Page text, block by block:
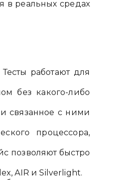
в реальных средах
работают для
без какого-либо
связанное с ними
процессора,
позволяют быстро
AIR и Silverlight.